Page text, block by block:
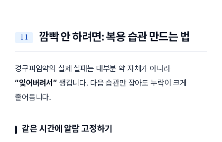
깜빡 안 하려면: 복용 습관 만드는 법
경구피임약의 실제 실패는 대부분 약 자체가 아니라
“잊어버려서”생깁니다. 다음 습관만 잡아도 누락이 크게
줄어듭니다.
같은 시간에 알람 고정하기